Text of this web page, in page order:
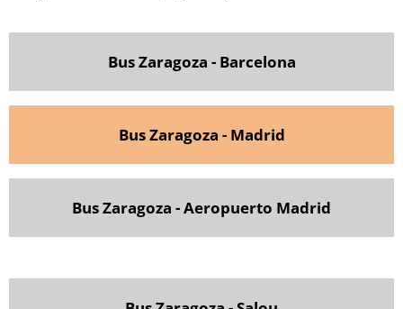
Bus Zaragoza - Barcelona
Bus Zaragoza - Madrid
Bus Zaragoza - Aeropuerto Madrid